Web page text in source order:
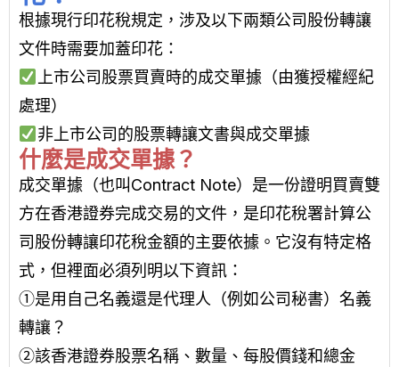
根據現行印花稅規定，涉及以下兩類公司股份轉讓
文件時需要加蓋印花：
上市公司股票買賣時的成交單據（由獲授權經紀
處理）
非上市公司的股票轉讓文書與成交單據
什麼是成交單據？
成交單據（也叫Contract Note）是一份證明買賣雙
方在香港證券完成交易的文件，是印花稅署計算公
司股份轉讓印花稅金額的主要依據。它沒有特定格
式，但裡面必須列明以下資訊：
①是用自己名義還是代理人（例如公司秘書）名義
轉讓？
②該香港證券股票名稱、數量、每股價錢和總金